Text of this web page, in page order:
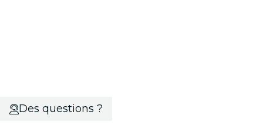
Des questions ?